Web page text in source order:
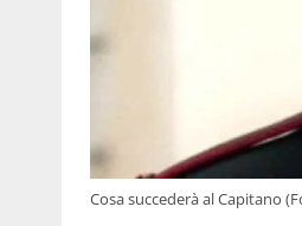
Cosa succederà al Capitano